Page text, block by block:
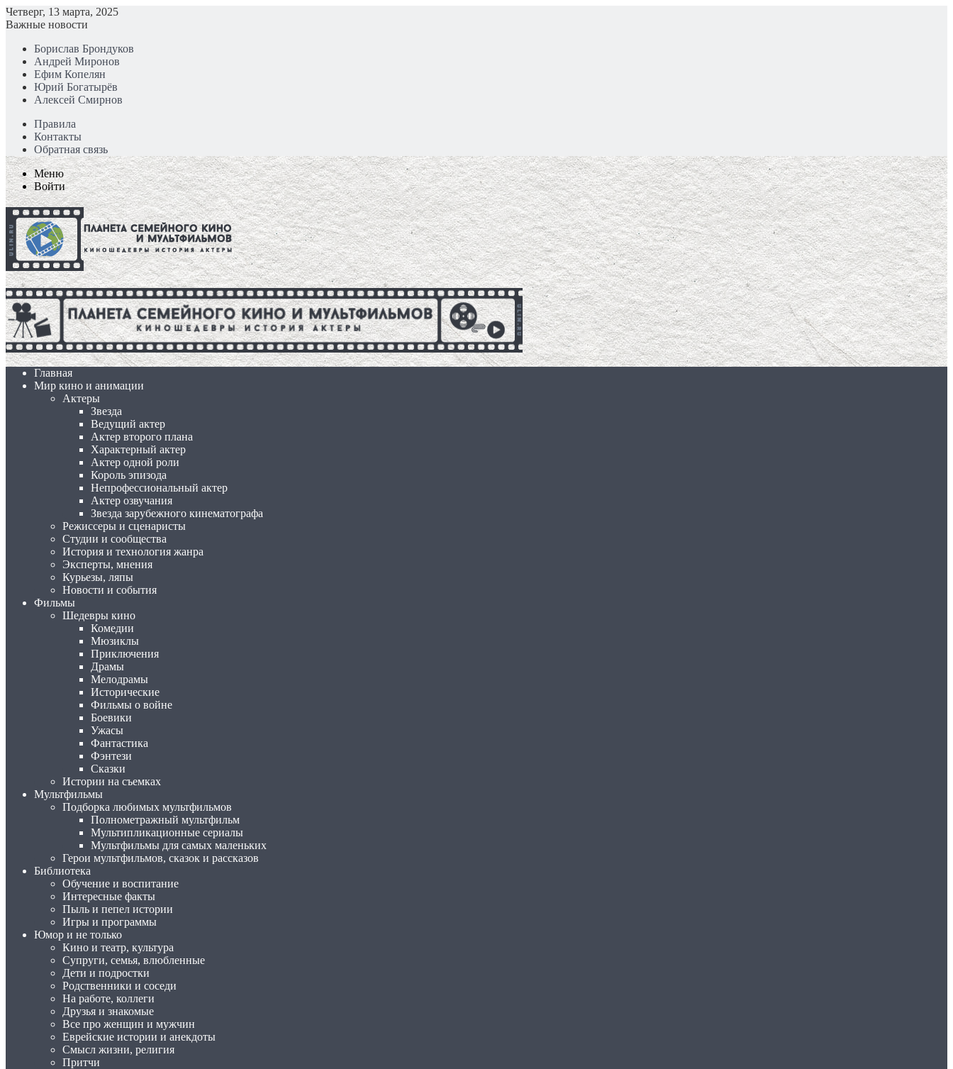
Четверг, 13 марта, 2025
Важные новости
Борислав Брондуков
Андрей Миронов
Ефим Копелян
Юрий Богатырёв
Алексей Смирнов
Правила
Контакты
Обратная связь
Меню
Войти
Главная
Мир кино и анимации
Актеры
Звезда
Ведущий актер
Актер второго плана
Характерный актер
Актер одной роли
Король эпизода
Непрофессиональный актер
Актер озвучания
Звезда зарубежного кинематографа
Режиссеры и сценаристы
Студии и сообщества
История и технология жанра
Эксперты, мнения
Курьезы, ляпы
Новости и события
Фильмы
Шедевры кино
Комедии
Мюзиклы
Приключения
Драмы
Мелодрамы
Исторические
Фильмы о войне
Боевики
Ужасы
Фантастика
Фэнтези
Сказки
Истории на съемках
Мультфильмы
Подборка любимых мультфильмов
Полнометражный мультфильм
Мультипликационные сериалы
Мультфильмы для самых маленьких
Герои мультфильмов, сказок и рассказов
Библиотека
Обучение и воспитание
Интересные факты
Пыль и пепел истории
Игры и программы
Юмор и не только
Кино и театр, культура
Супруги, семья, влюбленные
Дети и подростки
Родственники и соседи
На работе, коллеги
Друзья и знакомые
Все про женщин и мужчин
Еврейские истории и анекдоты
Смысл жизни, религия
Притчи